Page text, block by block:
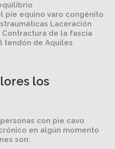
pie equino varo congénito
Laceración
de la fascia
tendón de Aquiles
los
con pie cavo
en algún momento
son: